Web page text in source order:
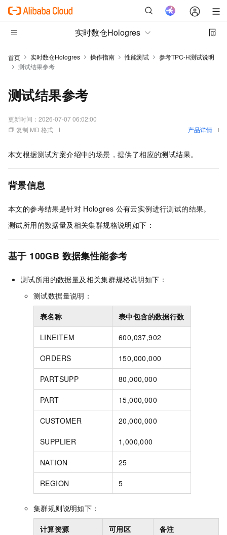
实时数仓Hologres
首页 实时数仓Hologres 操作指南 性能测试
参考TPC-H测试说明
测试结果参考
测试结果参考
更新时间： 2026-07-07 06:02:00
复制 MD 格式
产品详情
本文根据测试方案介绍中的场景，提供了相应的测试结果。
背景信息
本文的参考结果是针对 Hologres 公有云实例进行测试的结果。
测试所用的数据量及相关集群规格说明如下：
基于 100GB 数据集性能参考
测试所用的数据量及相关集群规格说明如下：
测试数据量说明：
表名称 表中包含的数据行数
LINEITEM 600,037,902
ORDERS 150,000,000
PARTSUPP 80,000,000
PART 15,000,000
CUSTOMER 20,000,000
SUPPLIER 1,000,000
NATION 25
REGION 5
集群规则说明如下：
计算资源 可用区 备注